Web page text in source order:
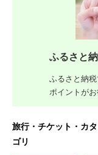
ふるさと
ふるさと納
ポイントが
旅行・チケット・カ
ゴリ